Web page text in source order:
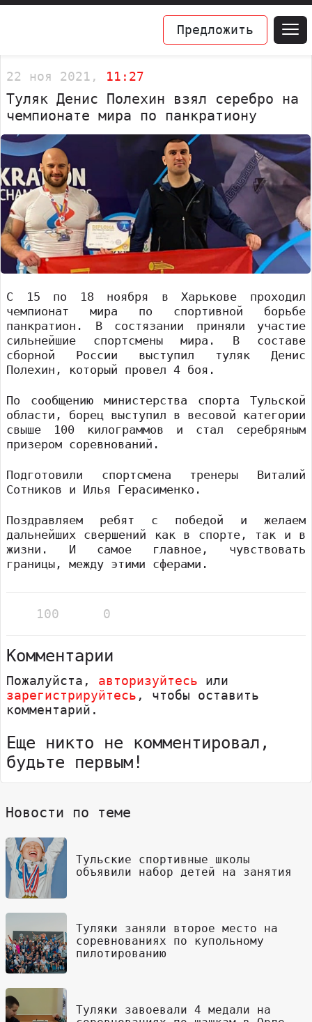
Предложить
22 ноя 2021, 11:27
Туляк Денис Полехин взял серебро на
чемпионате мира по панкратиону
С 15 по 18 ноября в Харькове проходил
чемпионат мира по спортивной борьбе
панкратион. В состязании приняли участие
сильнейшие спортсмены мира. В составе
сборной России выступил туляк Денис
Полехин, который провел 4 боя.
По сообщению министерства спорта Тульской
области, борец выступил в весовой категории
свыше 100 килограммов и стал серебряным
призером соревнований.
Подготовили спортсмена тренеры Виталий
Сотников и Илья Герасименко.
Поздравляем ребят с победой и желаем
дальнейших свершений как в спорте, так и в
жизни. И самое главное, чувствовать
границы, между этими сферами.
100 0
Комментарии
Пожалуйста, авторизуйтесь или
зарегистрируйтесь , чтобы оставить
комментарий.
Еще никто не комментировал,
будьте первым!
Новости по теме
Тульские спортивные школы
объявили набор детей на занятия
Туляки заняли второе место на
соревнованиях по купольному
пилотированию
Туляки завоевали 4 медали на